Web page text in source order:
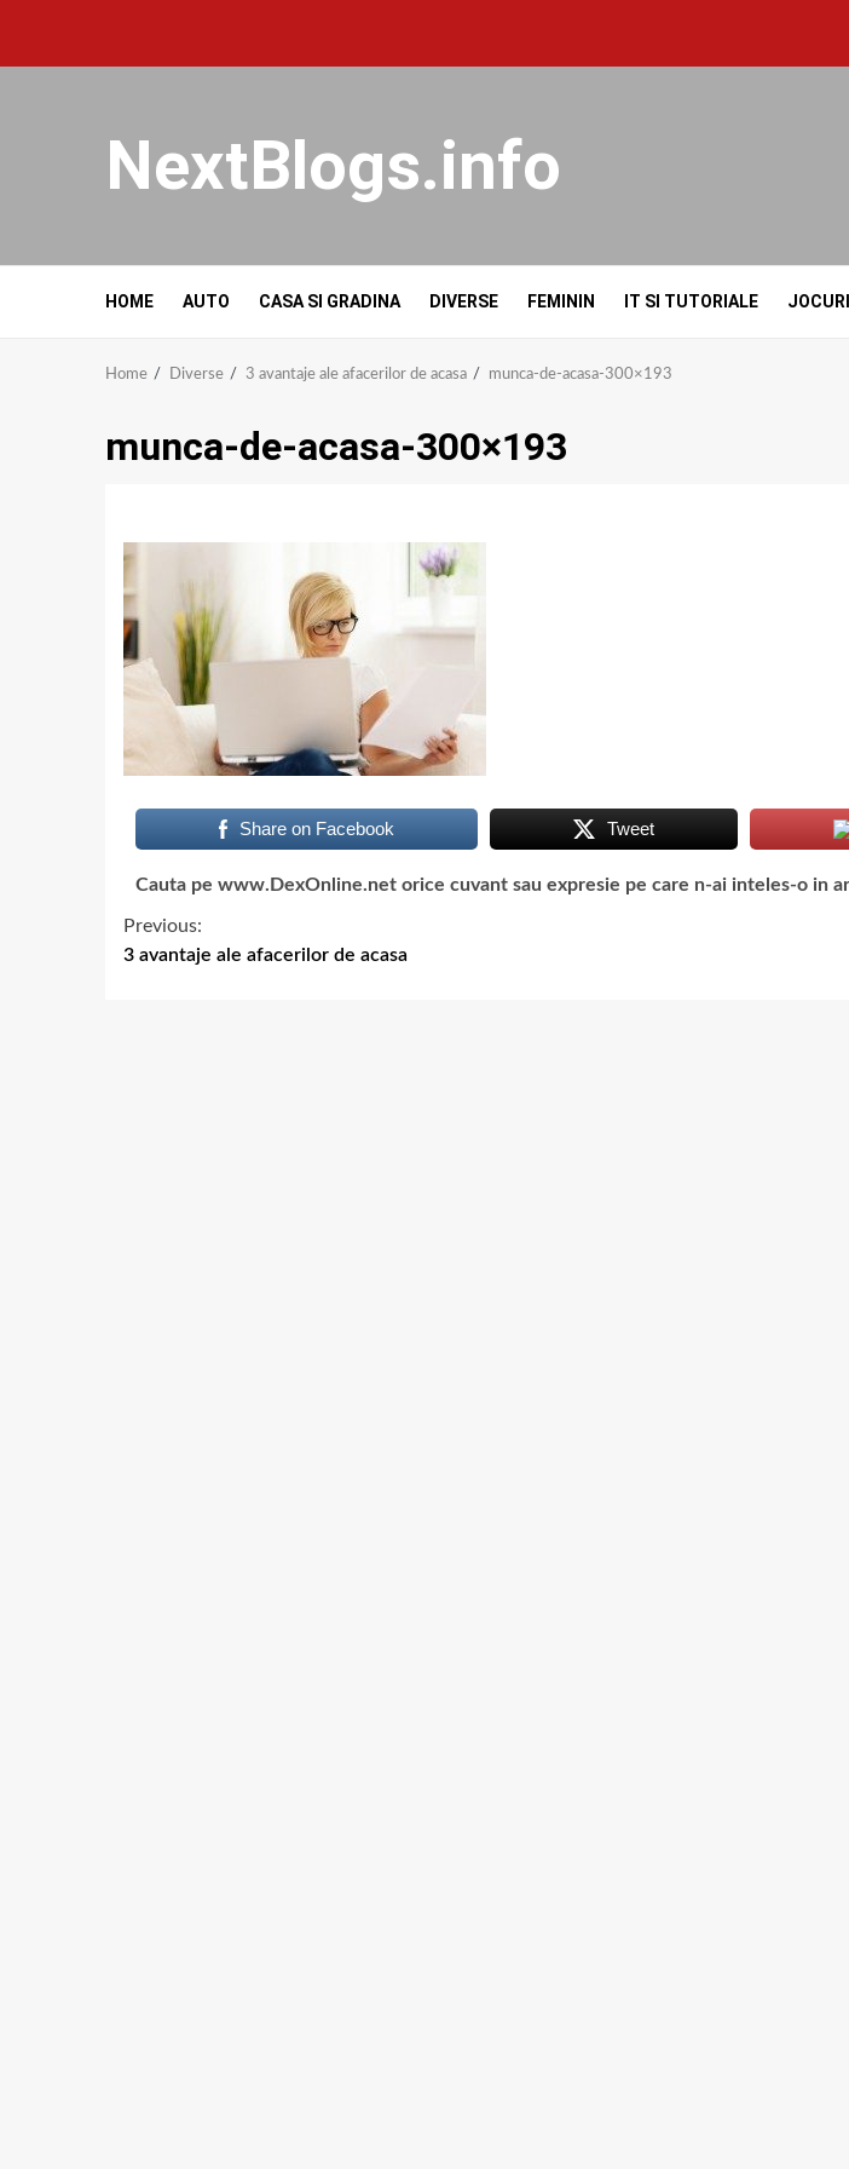
NextBlogs.info
HOME AUTO CASA SI GRADINA DIVERSE FEMININ IT SI TUTORIALE
Home Diverse 3 avantaje ale afacerilor de acasa munca-de-acasa-300×193
munca-de-acasa-300×193
Share on Facebook Tweet
Cauta pe www.DexOnline.net orice cuvant sau expresie pe care n-ai inteles-o in
Previous:
3 avantaje ale afacerilor de acasa